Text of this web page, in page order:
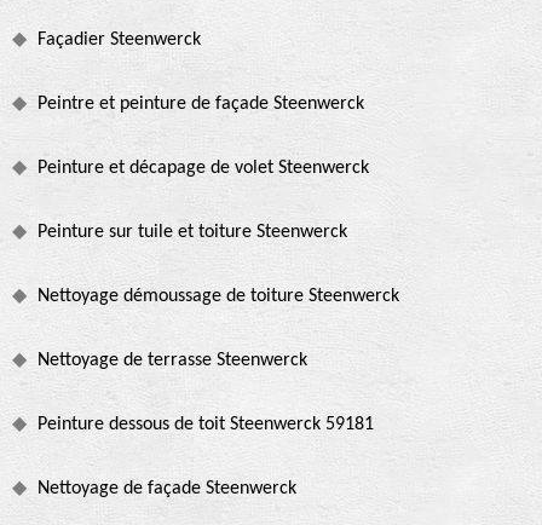
Façadier Steenwerck
Peintre et peinture de façade Steenwerck
Peinture et décapage de volet Steenwerck
Peinture sur tuile et toiture Steenwerck
Nettoyage démoussage de toiture Steenwerck
Nettoyage de terrasse Steenwerck
Peinture dessous de toit Steenwerck 59181
Nettoyage de façade Steenwerck